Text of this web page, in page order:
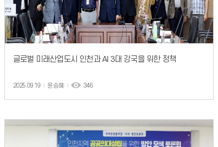
글로벌 미래산업도시 인천과 AI 3대 강국을 위한 정책
2025.09.19 윤승혜 346